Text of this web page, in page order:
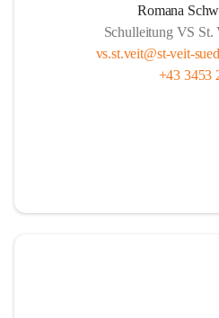
Romana
Schulleitung VS St.
vs.st.veit@st-veit-
+43 3453